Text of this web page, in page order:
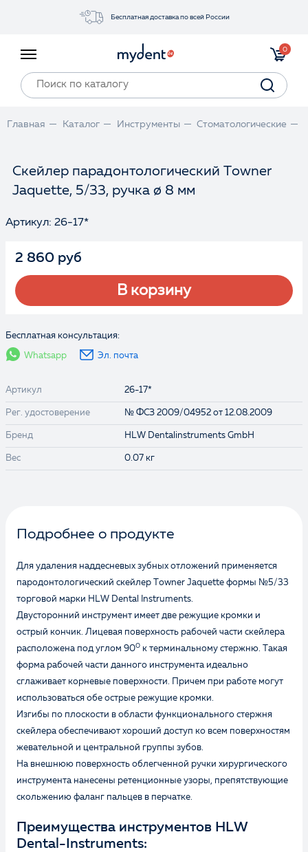
Бесплатная доставка по всей России
0
Главная Каталог Инструменты Стоматологические
Скейлер парадонтологический Towner
Jaquette, 5/33, ручка ø 8 мм
Артикул: 26-17*
2 860 руб
В корзину
Бесплатная консультация:
Whatsapp Эл. почта
Артикул 26-17*
Рег. удостоверение № ФСЗ 2009/04952 от 12.08.2009
Бренд HLW Dentalinstruments GmbH
Вес 0.07 кг
Подробнее о продукте
Для удаления наддесневых зубных отложений применяется
пародонтологический скейлер Towner Jaquette формы №5/33
торговой марки HLW Dental Instruments.
Двусторонний инструмент имеет две режущие кромки и
острый кончик. Лицевая поверхность рабочей части скейлера
расположена под углом 900 к терминальному стержню. Такая
форма рабочей части данного инструмента идеально
сглаживает корневые поверхности. Причем при работе могут
использоваться обе острые режущие кромки.
Изгибы по плоскости в области функционального стержня
скейлера обеспечивают хороший доступ ко всем поверхностям
жевательной и центральной группы зубов.
На внешнюю поверхность облегченной ручки хирургического
инструмента нанесены ретенционные узоры, препятствующие
скольжению фаланг пальцев в перчатке.
Преимущества инструментов HLW
Dental-Instruments: